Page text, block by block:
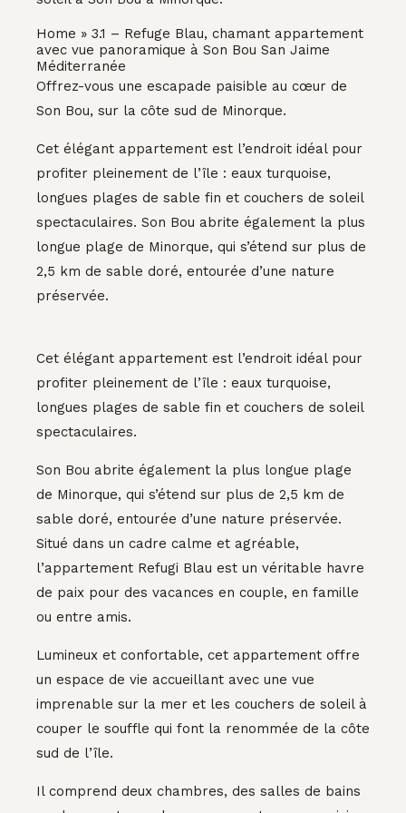
Home » 3.1 – Refuge Blau, chamant appartement
avec vue panoramique à Son Bou San Jaime
Méditerranée
Offrez-vous une escapade paisible au cœur de
Son Bou, sur la côte sud de Minorque.
Cet élégant appartement est l’endroit idéal pour
profiter pleinement de l’île : eaux turquoise,
longues plages de sable fin et couchers de soleil
spectaculaires. Son Bou abrite également la plus
longue plage de Minorque, qui s’étend sur plus de
2,5 km de sable doré, entourée d’une nature
préservée.
Cet élégant appartement est l’endroit idéal pour
profiter pleinement de l’île : eaux turquoise,
longues plages de sable fin et couchers de soleil
spectaculaires.
Son Bou abrite également la plus longue plage
de Minorque, qui s’étend sur plus de 2,5 km de
sable doré, entourée d’une nature préservée.
Situé dans un cadre calme et agréable,
l’appartement Refugi Blau est un véritable havre
de paix pour des vacances en couple, en famille
ou entre amis.
Lumineux et confortable, cet appartement offre
un espace de vie accueillant avec une vue
imprenable sur la mer et les couchers de soleil à
couper le souffle qui font la renommée de la côte
sud de l’île.
Il comprend deux chambres, des salles de bains